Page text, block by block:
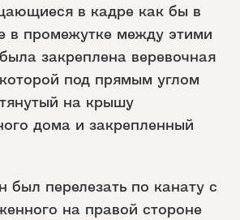
в кадре как бы в
в промежутке между этими
закреплена веревочная
под прямым углом
на крышу
дома и закрепленный
перелезать по канату с
на правой стороне